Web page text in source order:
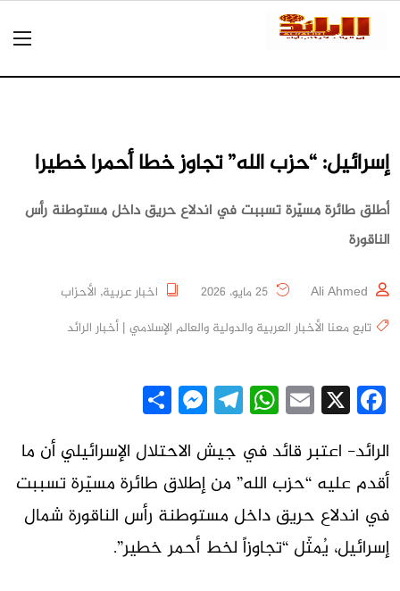
إسرائيل: “حزب الله” تجاوز خطا أحمرا خطيرا
أطلق طائرة مسيّرة تسببت في اندلاع حريق داخل مستوطنة رأس
الناقورة
Ali Ahmed اخبار عربية, الأحزاب
تابع معنا الأخبار العربية والدولية والعالم الإسلامي | أخبار الرائد
Facebook
X
Email
WhatsApp
Telegram
Messenger
الرائد- اعتبر قائد في جيش الاحتلال الإسرائيلي أن ما
أقدم عليه “حزب الله” من إطلاق طائرة مسيّرة تسببت
في اندلاع حريق داخل مستوطنة رأس الناقورة شمال
إسرائيل، يُمثّل “تجاوزاً لخط أحمر خطير”.